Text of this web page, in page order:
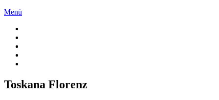
Menü
Toskana Florenz